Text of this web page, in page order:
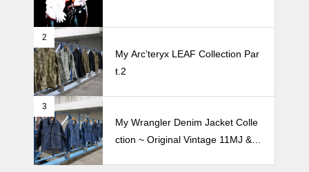
oyamaでメンテナンス 2026
プ 2026
2
My Arc’teryx LEAF Collection Par
t.2
3
My Wrangler Denim Jacket Colle
ction ~ Original Vintage 11MJ & 1